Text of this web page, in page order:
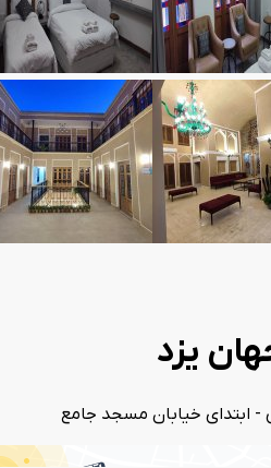
یزد
- ابتدای خیابان مسجد جامع